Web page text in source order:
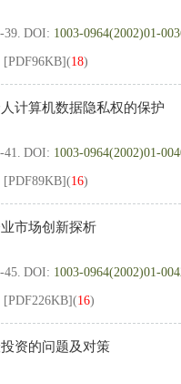
39. DOI: 1003-0964(2002)01-
[PDF96KB](18)
计算机数据隐私权的保护
41. DOI: 1003-0964(2002)01-
[PDF89KB](16)
市场创新探析
45. DOI: 1003-0964(2002)01-
[PDF226KB](16)
资的问题及对策